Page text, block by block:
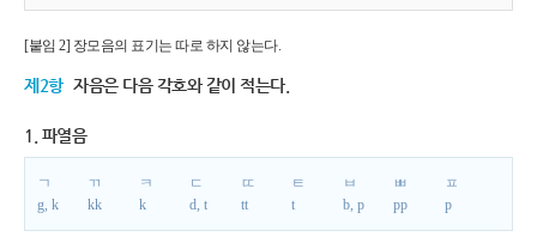
[붙임 2] 장모음의 표기는 따로 하지 않는다.
제2항 자음은 다음 각호와 같이 적는다.
1. 파열음
ㄱ
g, k
ㄲ
kk
ㅋ
k
ㄷ
d, t
ㄸ
tt
ㅌ
t
ㅂ
b, p
ㅃ
pp
ㅍ
p